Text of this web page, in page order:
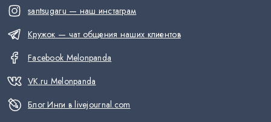
santsugaru — наш инстаграм
Кружок — чат общения наших клиентов
Facebook Melonpanda
VK.ru Melonpanda
Блог Инги в livejournal.com